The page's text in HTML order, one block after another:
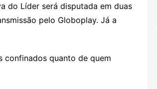
do Líder será disputada em duas
pelo Globoplay. Já a
confinados quanto de quem